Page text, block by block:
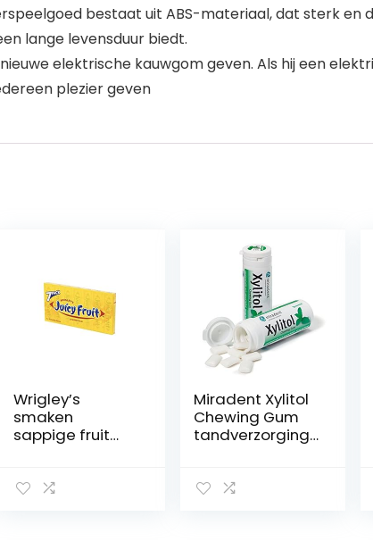
bestaat uit ABS-materiaal, dat sterk en
lange levensduur biedt.
elektrische kauwgom geven. Als hij een
plezier geven
Wrigley’s
smaken
sappige fruit
Miradent Xylitol
Chewing Gum
tandverzorgings
spearmint (12 x